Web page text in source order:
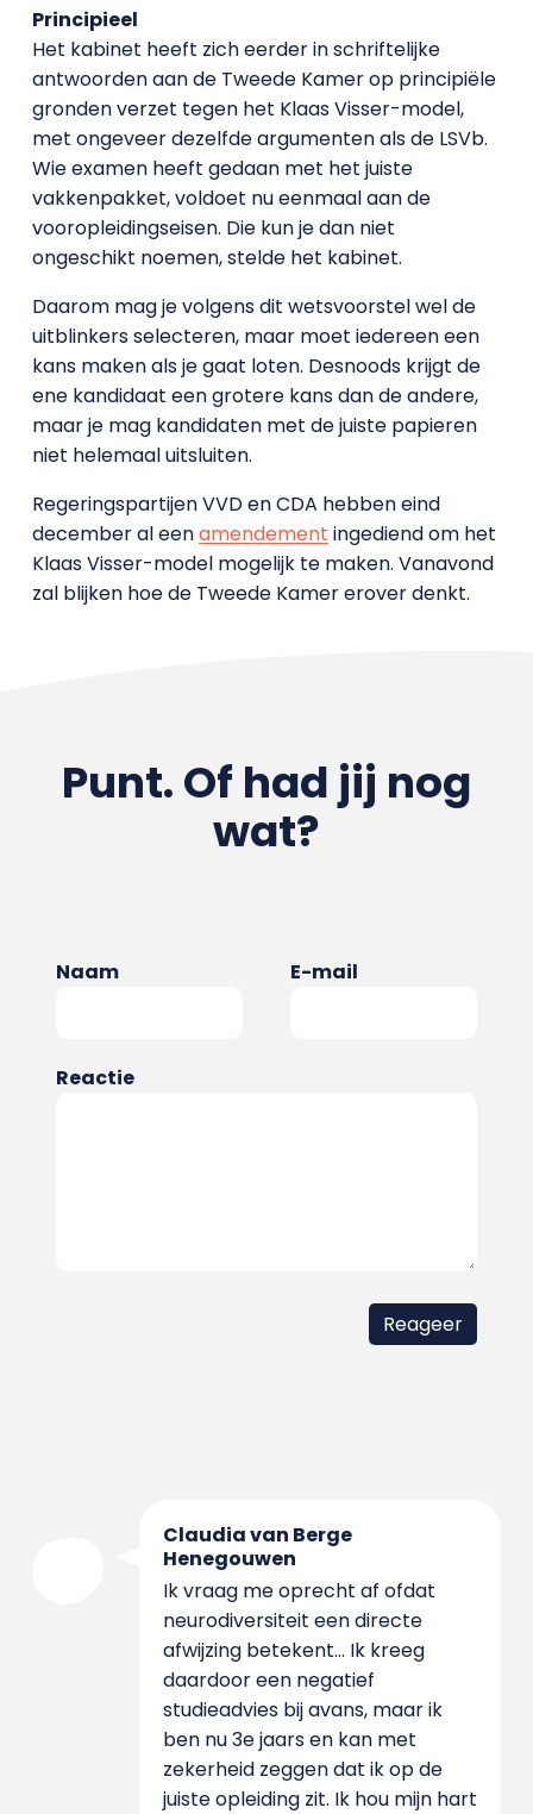
Principieel
Het kabinet heeft zich eerder in schriftelijke
antwoorden aan de Tweede Kamer op principiële
gronden verzet tegen het Klaas Visser-model,
met ongeveer dezelfde argumenten als de LSVb.
Wie examen heeft gedaan met het juiste
vakkenpakket, voldoet nu eenmaal aan de
vooropleidingseisen. Die kun je dan niet
ongeschikt noemen, stelde het kabinet.
Daarom mag je volgens dit wetsvoorstel wel de
uitblinkers selecteren, maar moet iedereen een
kans maken als je gaat loten. Desnoods krijgt de
ene kandidaat een grotere kans dan de andere,
maar je mag kandidaten met de juiste papieren
niet helemaal uitsluiten.
Regeringspartijen VVD en CDA hebben eind
december al eenamendement ingediend om het
Klaas Visser-model mogelijk te maken. Vanavond
zal blijken hoe de Tweede Kamer erover denkt.
Punt. Of had jij nog
wat?
Naam E-mail
Reactie
Claudia van Berge
Henegouwen
Ik vraag me oprecht af ofdat
neurodiversiteit een directe
afwijzing betekent... Ik kreeg
daardoor een negatief
studieadvies bij avans, maar ik
ben nu 3e jaars en kan met
zekerheid zeggen dat ik op de
juiste opleiding zit. Ik hou mijn hart